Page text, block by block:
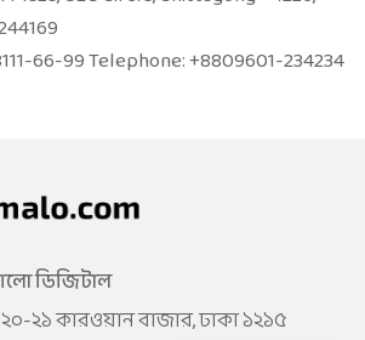
66-99 Telephone: +8809601-234234
ডিজিটাল
২০-২১ কারওয়ান বাজার, ঢাকা ১২১৫